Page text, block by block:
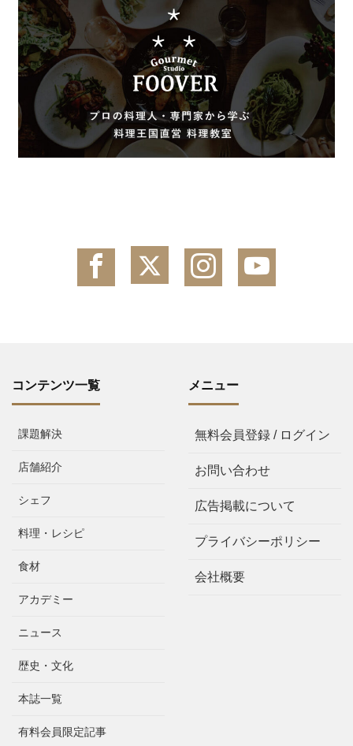
コンテンツ一覧
課題解決
店舗紹介
シェフ
料理・レシピ
食材
アカデミー
ニュース
歴史・文化
本誌一覧
有料会員限定記事
メニュー
無料会員登録 / ログイン
お問い合わせ
広告掲載について
プライバシーポリシー
会社概要